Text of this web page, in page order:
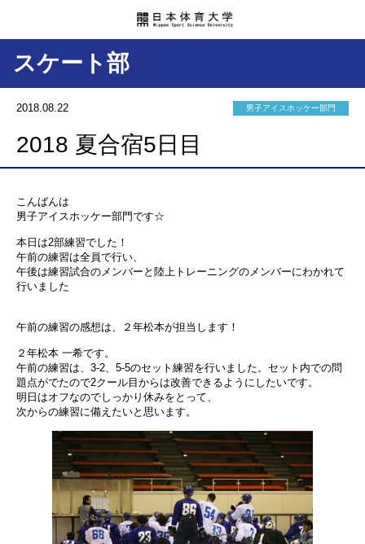
スケート部
2018.08.22 男子アイスホッケー部門
2018 夏合宿5日目
こんばんは
男子アイスホッケー部門です☆
本日は2部練習でした！
午前の練習は全員で行い、
午後は練習試合のメンバーと陸上トレーニングのメンバーにわかれて
行いました
午前の練習の感想は、２年松本が担当します！
２年松本 一希です。
午前の練習は、3-2、5-5のセット練習を行いました。セット内での問
題点がでたので2クール目からは改善できるようにしたいです。
明日はオフなのでしっかり休みをとって、
次からの練習に備えたいと思います。